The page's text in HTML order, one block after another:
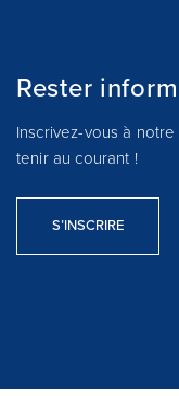
Rester
Inscrivez-vous à
tenir au courant !
S’INSCRIRE